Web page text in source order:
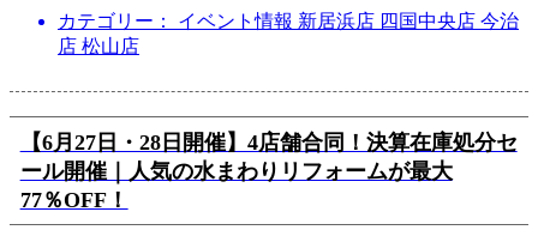
カテゴリー： イベント情報 新居浜店 四国中央店 今治
店 松山店
【6月27日・28日開催】4店舗合同！決算在庫処分セ
ール開催｜人気の水まわりリフォームが最大
77％OFF！